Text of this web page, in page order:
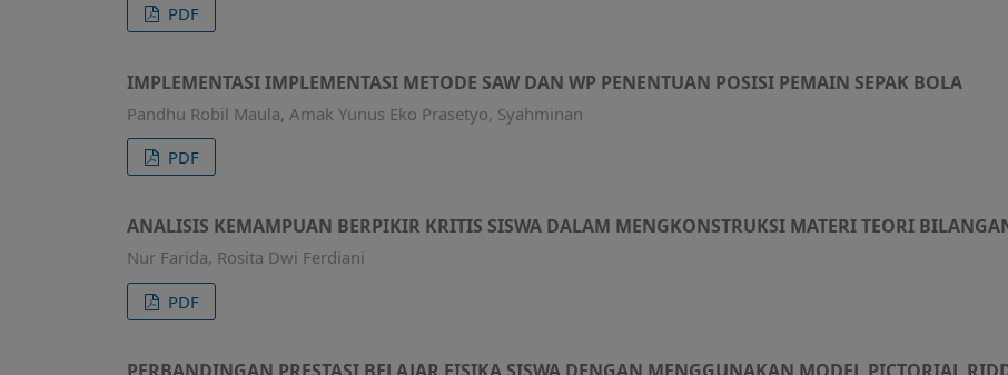
PDF
IMPLEMENTASI IMPLEMENTASI METODE SAW DAN WP PENENTUAN POSISI PEMAIN SEPAK BOLA
Pandhu Robil Maula, Amak Yunus Eko Prasetyo, Syahminan
PDF
ANALISIS KEMAMPUAN BERPIKIR KRITIS SISWA DALAM MENGKONSTRUKSI MATERI TEORI
Nur Farida, Rosita Dwi Ferdiani
PDF